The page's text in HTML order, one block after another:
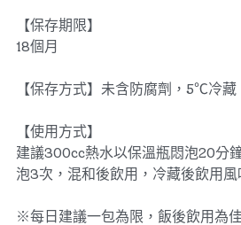
【保存期限】
18個月
【保存方式】未含防腐劑，5℃冷藏
【使用方式】
建議300cc熱水以保溫瓶悶泡20分
泡3次，混和後飲用，冷藏後飲用風
※每日建議一包為限，飯後飲用為